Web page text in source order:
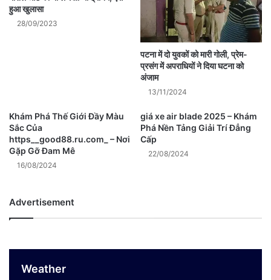
हुआ खुलासा
28/09/2023
पटना में दो युवकों को मारी गोली, प्रेम-
प्रसंग में अपराधियों ने दिया घटना को
अंजाम
13/11/2024
Khám Phá Thế Giới Đầy Màu
Sắc Của
https__good88.ru.com_ – Nơi
Gặp Gỡ Đam Mê
16/08/2024
giá xe air blade 2025 – Khám
Phá Nền Tảng Giải Trí Đẳng
Cấp
22/08/2024
Advertisement
Weather